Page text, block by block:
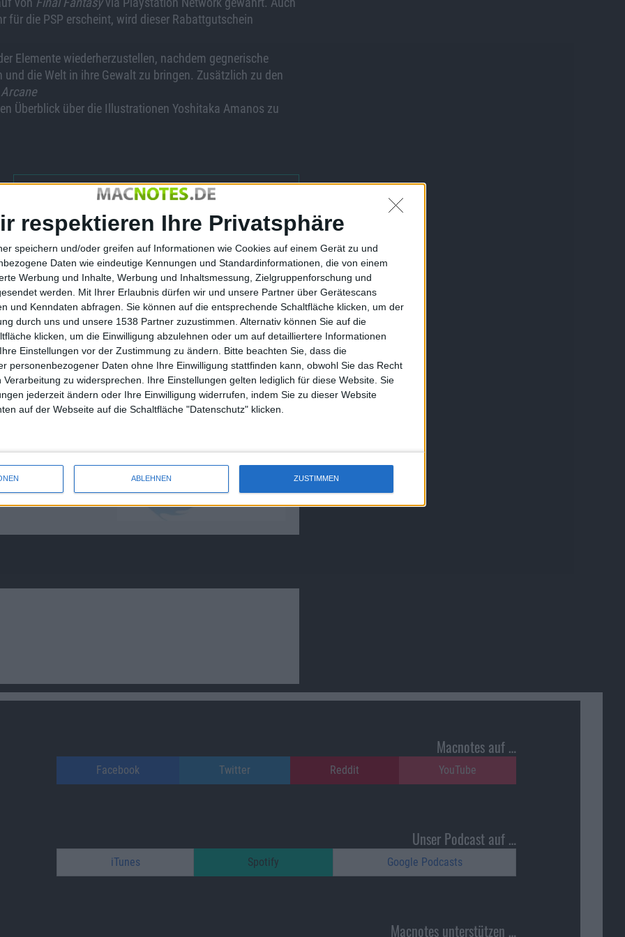
respektieren Ihre Privatsphäre
speichern und/oder greifen auf Informationen wie Cookies auf einem Gerät zu und
Daten wie eindeutige Kennungen und Standardinformationen, die von einem
Werbung und Inhalte, Werbung und Inhaltsmessung, Zielgruppenforschung und
werden.
Mit Ihrer Erlaubnis dürfen wir und unsere Partner über Gerätescans
und Kenndaten abfragen. Sie können auf die entsprechende Schaltfläche klicken, um der
durch uns und unsere 1538 Partner zuzustimmen. Alternativ können Sie auf die
klicken, um die Einwilligung abzulehnen oder um auf detailliertere Informationen
Einstellungen vor der Zustimmung zu ändern.
Bitte beachten Sie, dass die
personenbezogener Daten ohne Ihre Einwilligung stattfinden kann, obwohl Sie das Recht
Verarbeitung zu widersprechen. Ihre Einstellungen gelten lediglich für diese Website. Sie
jederzeit ändern oder Ihre Einwilligung widerrufen, indem Sie zu dieser Website
auf der Webseite auf die Schaltfläche "Datenschutz" klicken.
ABLEHNEN ZUSTIMMEN
für die PSP erscheint, wird dieser Rabattgutschein
Elemente wiederherzustellen, nachdem gegnerische
die Welt in ihre Gewalt zu bringen. Zusätzlich zu den
Arcane
Überblick über die Illustrationen Yoshitaka Amanos zu
PS3 Jailbreak - Hacker Naima v…
Kampfspiel
360 im Herbst
Final Fantasy IV ab 20.
Dezember für iPhone und iPad
09.12.2012
Macnotes auf …
Facebook Twitter Reddit YouTube
Unser Podcast auf …
iTunes Spotify Google Podcasts
Macnotes unterstützen …